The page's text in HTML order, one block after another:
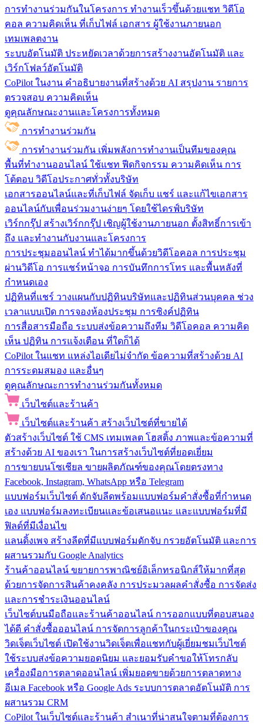
การทำงานร่วมกันในโครงการ ทํางานเร็วขึ้นด้วยแชท วิดีโอ
คอล ความคิดเห็น ที่เก็บไฟล์ เอกสาร ผู้ใช้งานภายนอก
เทมเพลตงาน
ระบบอัตโนมัติ ประหยัดเวลาด้วยการสร้างงานอัตโนมัติ และ
เวิร์กโฟลว์อัตโนมัติ
CoPilot ในงาน คำอธิบายงานที่สร้างด้วย AI สรุปงาน รายการ
ตรวจสอบ ความคิดเห็น
ดูคุณลักษณะงานและโครงการทั้งหมด
การทำงานร่วมกัน
การทำงานร่วมกัน เพิ่มพลังการทำงานเป็นทีมของคุณ
พื้นที่ทำงานออนไลน์ ใช้แชท ฟีดกิจกรรม ความคิดเห็น การ
โต้ตอบ วิดีโอประกาศทั่วทั้งบริษัท
เอกสารออนไลน์และที่เก็บไฟล์ จัดเก็บ แชร์ และแก้ไขเอกสาร
ออนไลน์กับเพื่อนร่วมงานง่ายๆ โดยใช้ไดรฟ์บริษัท
เวิร์กกรุ๊ป สร้างเวิร์กกรุ๊ป เชิญผู้ใช้งานภายนอก ตั้งสิทธิ์การเข้า
ถึง และทำงานกับงานและโครงการ
การประชุมออนไลน์ ทำได้มากขึ้นด้วยวิดีโอคอล การประชุม
ผ่านวิดีโอ การแชร์หน้าจอ การบันทึกการโทร และพื้นหลังที่
กำหนดเอง
ปฏิทินที่แชร์ วางแผนกับปฏิทินบริษัทและปฏิทินส่วนบุคคล ช่วง
เวลาแบบเปิด การจองห้องประชุม การซิงค์ปฏิทิน
การสื่อสารมือถือ ระบบส่งข้อความถึงทีม วิดีโอคอล ความคิด
เห็น ปฏิทิน การแจ้งเตือน ที่ใดก็ได้
CoPilot ในแชท แหล่งไอเดียไม่จำกัด ข้อความที่สร้างด้วย AI
การระดมสมอง และอื่นๆ
ดูคุณลักษณะการทำงานร่วมกันทั้งหมด
เว็บไซต์และร้านค้า
เว็บไซต์และร้านค้า สร้างเว็บไซต์ที่ขายได้
ตัวสร้างเว็บไซต์ ใช้ CMS เทมเพลต โฮสติ้ง ภาพและข้อความที่
สร้างด้วย AI ของเรา ในการสร้างเว็บไซต์ที่ยอดเยี่ยม
การขายบนโซเชียล ขายผลิตภัณฑ์ของคุณโดยตรงทาง
Facebook, Instagram, WhatsApp หรือ Telegram
แบบฟอร์มเว็บไซต์ ดักจับลีดพร้อมแบบฟอร์มคำสั่งซื้อที่กำหนด
เอง แบบฟอร์มลงทะเบียนและข้อเสนอแนะ และแบบฟอร์มที่มี
ฟิลด์ที่มีเงื่อนไข
แลนดิ้งเพจ สร้างลีดที่มีแบบฟอร์มดักจับ กรวยอัตโนมัติ และการ
ผสานรวมกับ Google Analytics
ร้านค้าออนไลน์ ขยายการพาณิชย์อิเล็กทรอนิกส์ให้มากที่สุด
ด้วยการจัดการสินค้าคงคลัง การประมวลผลคำสั่งซื้อ การจัดส่ง
และการชำระเงินออนไลน์
เว็บไซต์บนมือถือและร้านค้าออนไลน์ การออกแบบที่ตอบสนอง
ได้ดี คำสั่งซื้อออนไลน์ การจัดการลูกค้าในกระเป๋าของคุณ
วิดเจ็ตเว็บไซต์ เปิดใช้งานวิดเจ็ตเพื่อแชทกับผู้เยี่ยมชมเว็บไซต์
ใช้ระบบส่งข้อความยอดนิยม และยอมรับคำขอให้โทรกลับ
เครื่องมือการตลาดออนไลน์ เพิ่มยอดขายด้วยการตลาดทาง
อีเมล Facebook หรือ Google Ads ระบบการตลาดอัตโนมัติ การ
ผสานรวม CRM
CoPilot ในเว็บไซต์และร้านค้า สำเนาที่น่าสนใจตามที่ต้องการ